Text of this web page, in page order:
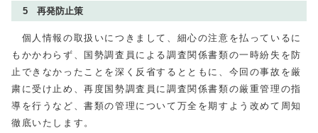
5 再発防止策
個人情報の取扱いにつきまして、細心の注意を払っているに
もかかわらず、国勢調査員による調査関係書類の一時紛失を防
止できなかったことを深く反省するとともに、今回の事故を厳
粛に受け止め、再度国勢調査員に調査関係書類の厳重管理の指
導を行うなど、書類の管理について万全を期すよう改めて周知
徹底いたします。